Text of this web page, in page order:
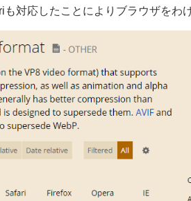
も対応したことによりブラウザをわ